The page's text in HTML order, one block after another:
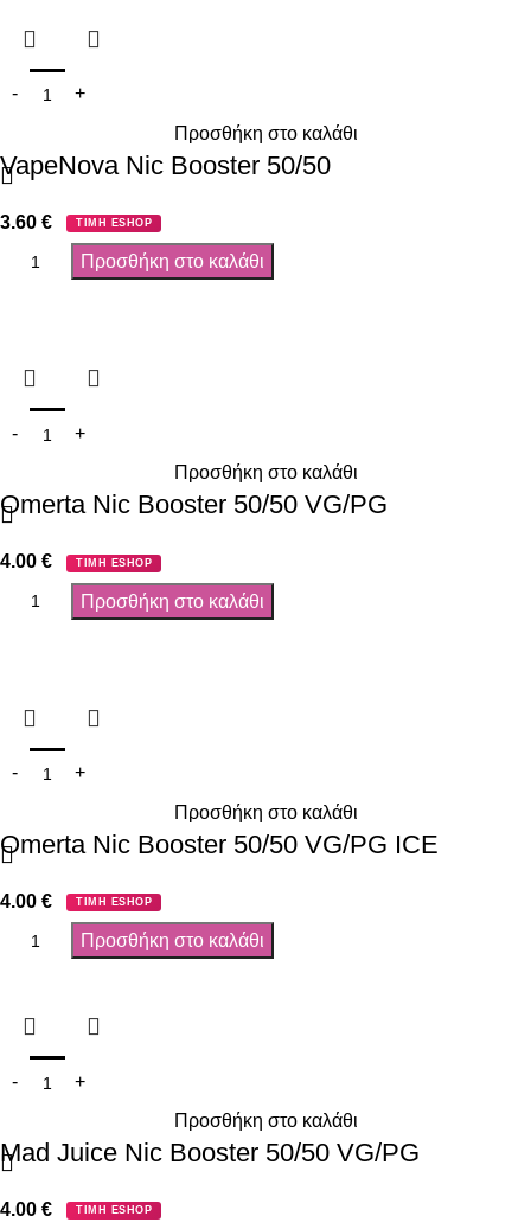
Προσθήκη στο καλάθι
VapeNova Nic Booster 50/50
3.60 € ΤΙΜΗ ESHOP
Προσθήκη στο καλάθι
Προσθήκη στο καλάθι
Omerta Nic Booster 50/50 VG/PG
4.00 € ΤΙΜΗ ESHOP
Προσθήκη στο καλάθι
Προσθήκη στο καλάθι
Omerta Nic Booster 50/50 VG/PG ICE
4.00 € ΤΙΜΗ ESHOP
Προσθήκη στο καλάθι
Προσθήκη στο καλάθι
Mad Juice Nic Booster 50/50 VG/PG
4.00 € ΤΙΜΗ ESHOP